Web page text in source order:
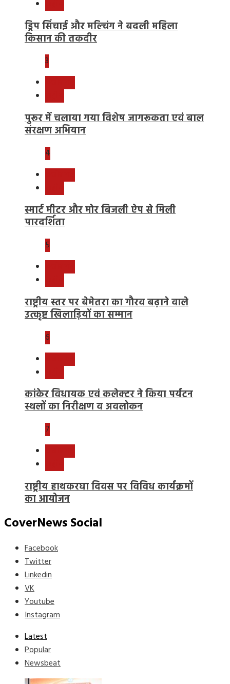
ड्रिप सिंचाई और मल्चिंग ने बदली महिला
किसान की तकदीर
3
पुरूर में चलाया गया विशेष जागरूकता एवं बाल
संरक्षण अभियान
4
स्मार्ट मीटर और मोर बिजली ऐप से मिली
पारदर्शिता
5
राष्ट्रीय स्तर पर बेमेतरा का गौरव बढ़ाने वाले
उत्कृष्ट खिलाड़ियों का सम्मान
6
कांकेर विधायक एवं कलेक्टर ने किया पर्यटन
स्थलों का निरीक्षण व अवलोकन
7
राष्ट्रीय हाथकरघा दिवस पर विविध कार्यक्रमों
का आयोजन
CoverNews Social
Facebook
Twitter
Linkedin
VK
Youtube
Instagram
Latest
Popular
Newsbeat